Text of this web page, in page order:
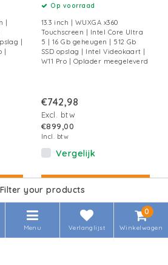
|
|
Op voorraad
13.3 inch | WUXGA x360
Touchscreen | Intel Core Ultra
5 | 16 Gb geheugen | 512 Gb
SSD opslag | Intel Videokaart |
W11 Pro | Oplader meegeleverd
€742,98
Excl. btw
€899,00
Incl. btw
Vergelijk
Filter your products
Menu Verlanglijst
0
Winkelwagen